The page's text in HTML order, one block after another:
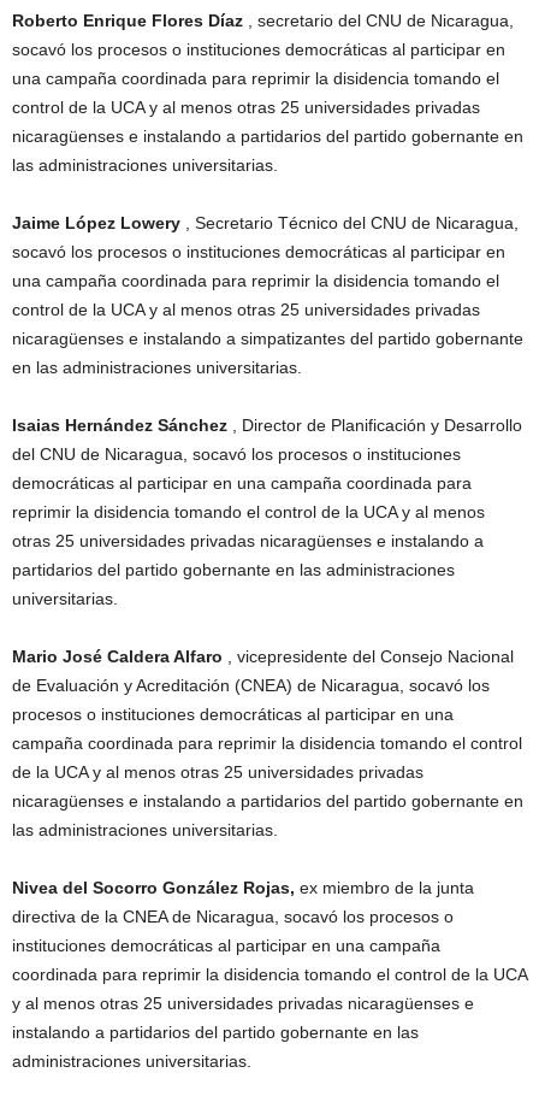
Roberto Enrique Flores Díaz , secretario del CNU de Nicaragua,
socavó los procesos o instituciones democráticas al participar en
una campaña coordinada para reprimir la disidencia tomando el
control de la UCA y al menos otras 25 universidades privadas
nicaragüenses e instalando a partidarios del partido gobernante en
las administraciones universitarias.
Jaime López Lowery , Secretario Técnico del CNU de Nicaragua,
socavó los procesos o instituciones democráticas al participar en
una campaña coordinada para reprimir la disidencia tomando el
control de la UCA y al menos otras 25 universidades privadas
nicaragüenses e instalando a simpatizantes del partido gobernante
en las administraciones universitarias.
Isaias Hernández Sánchez , Director de Planificación y Desarrollo
del CNU de Nicaragua, socavó los procesos o instituciones
democráticas al participar en una campaña coordinada para
reprimir la disidencia tomando el control de la UCA y al menos
otras 25 universidades privadas nicaragüenses e instalando a
partidarios del partido gobernante en las administraciones
universitarias.
Mario José Caldera Alfaro , vicepresidente del Consejo Nacional
de Evaluación y Acreditación (CNEA) de Nicaragua, socavó los
procesos o instituciones democráticas al participar en una
campaña coordinada para reprimir la disidencia tomando el control
de la UCA y al menos otras 25 universidades privadas
nicaragüenses e instalando a partidarios del partido gobernante en
las administraciones universitarias.
Nivea del Socorro González Rojas, ex miembro de la junta
directiva de la CNEA de Nicaragua, socavó los procesos o
instituciones democráticas al participar en una campaña
coordinada para reprimir la disidencia tomando el control de la UCA
y al menos otras 25 universidades privadas nicaragüenses e
instalando a partidarios del partido gobernante en las
administraciones universitarias.